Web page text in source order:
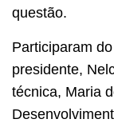
questão.
Participaram
presidente,
técnica, Maria